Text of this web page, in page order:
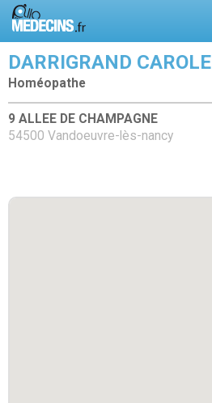
DARRIGRAND CAROLE
Homéopathe
9 ALLEE DE CHAMPAGNE
54500 Vandoeuvre-lès-nancy